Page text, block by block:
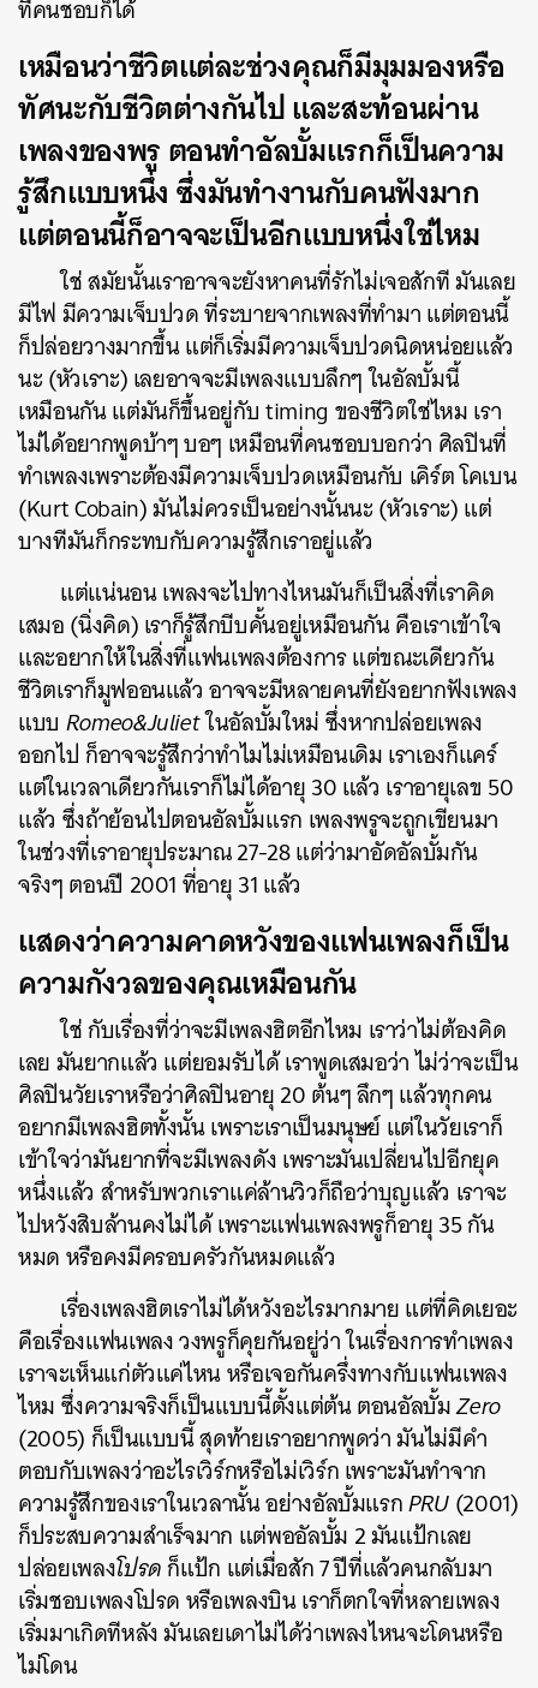
ที่คนชอบก็ได้
เหมือนว่าชีวิตแต่ละช่วงคุณก็มีมุมมองหรือ
ทัศนะกับชีวิตต่างกันไป และสะท้อนผ่าน
เพลงของพรู ตอนทำอัลบั้มแรกก็เป็นความ
รู้สึกแบบหนึ่ง ซึ่งมันทำงานกับคนฟังมาก
แต่ตอนนี้ก็อาจจะเป็นอีกแบบหนึ่งใช่ไหม
ใช่ สมัยนั้นเราอาจจะยังหาคนที่รักไม่เจอสักที มันเลย
มีไฟ มีความเจ็บปวด ที่ระบายจากเพลงที่ทำมา แต่ตอนนี้
ก็ปล่อยวางมากขึ้น แต่ก็เริ่มมีความเจ็บปวดนิดหน่อยแล้ว
นะ (หัวเราะ) เลยอาจจะมีเพลงแบบลึกๆ ในอัลบั้มนี้
เหมือนกัน แต่มันก็ขึ้นอยู่กับ timing ของชีวิตใช่ไหม เรา
ไม่ได้อยากพูดบ้าๆ บอๆ เหมือนที่คนชอบบอกว่า ศิลปินที่
ทำเพลงเพราะต้องมีความเจ็บปวดเหมือนกับ เคิร์ต โคเบน
(Kurt Cobain) มันไม่ควรเป็นอย่างนั้นนะ (หัวเราะ) แต่
บางทีมันก็กระทบกับความรู้สึกเราอยู่แล้ว
แต่แน่นอน เพลงจะไปทางไหนมันก็เป็นสิ่งที่เราคิด
เสมอ (นิ่งคิด) เราก็รู้สึกบีบคั้นอยู่เหมือนกัน คือเราเข้าใจ
และอยากให้ในสิ่งที่แฟนเพลงต้องการ แต่ขณะเดียวกัน
ชีวิตเราก็มูฟออนแล้ว อาจจะมีหลายคนที่ยังอยากฟังเพลง
แบบ Romeo&Julietในอัลบั้มใหม่ ซึ่งหากปล่อยเพลง
ออกไป ก็อาจจะรู้สึกว่าทำไมไม่เหมือนเดิม เราเองก็แคร์
แต่ในเวลาเดียวกันเราก็ไม่ได้อายุ 30 แล้ว เราอายุเลข 50
แล้ว ซึ่งถ้าย้อนไปตอนอัลบั้มแรก เพลงพรูจะถูกเขียนมา
ในช่วงที่เราอายุประมาณ 27-28 แต่ว่ามาอัดอัลบั้มกัน
จริงๆ ตอนปี 2001 ที่อายุ 31 แล้ว
แสดงว่าความคาดหวังของแฟนเพลงก็เป็น
ความกังวลของคุณเหมือนกัน
ใช่ กับเรื่องที่ว่าจะมีเพลงฮิตอีกไหม เราว่าไม่ต้องคิด
เลย มันยากแล้ว แต่ยอมรับได้ เราพูดเสมอว่า ไม่ว่าจะเป็น
ศิลปินวัยเราหรือว่าศิลปินอายุ 20 ต้นๆ ลึกๆ แล้วทุกคน
อยากมีเพลงฮิตทั้งนั้น เพราะเราเป็นมนุษย์ แต่ในวัยเราก็
เข้าใจว่ามันยากที่จะมีเพลงดัง เพราะมันเปลี่ยนไปอีกยุค
หนึ่งแล้ว สำหรับพวกเราแค่ล้านวิวก็ถือว่าบุญแล้ว เราจะ
ไปหวังสิบล้านคงไม่ได้ เพราะแฟนเพลงพรูก็อายุ 35 กัน
หมด หรือคงมีครอบครัวกันหมดแล้ว
เรื่องเพลงฮิตเราไม่ได้หวังอะไรมากมาย แต่ที่คิดเยอะ
คือเรื่องแฟนเพลง วงพรูก็คุยกันอยู่ว่า ในเรื่องการทำเพลง
เราจะเห็นแก่ตัวแค่ไหน หรือเจอกันครึ่งทางกับแฟนเพลง
ไหม ซึ่งความจริงก็เป็นแบบนี้ตั้งแต่ต้น ตอนอัลบั้มZero
(2005) ก็เป็นแบบนี้ สุดท้ายเราอยากพูดว่า มันไม่มีคำ
ตอบกับเพลงว่าอะไรเวิร์กหรือไม่เวิร์ก เพราะมันทำจาก
ความรู้สึกของเราในเวลานั้น อย่างอัลบั้มแรกPRU(2001)
ก็ประสบความสำเร็จมาก แต่พออัลบั้ม 2 มันแป้กเลย
ปล่อยเพลงโปรดก็แป้ก แต่เมื่อสัก 7 ปีที่แล้วคนกลับมา
เริ่มชอบเพลงโปรด หรือเพลงบิน เราก็ตกใจที่หลายเพลง
เริ่มมาเกิดทีหลัง มันเลยเดาไม่ได้ว่าเพลงไหนจะโดนหรือ
ไม่โดน